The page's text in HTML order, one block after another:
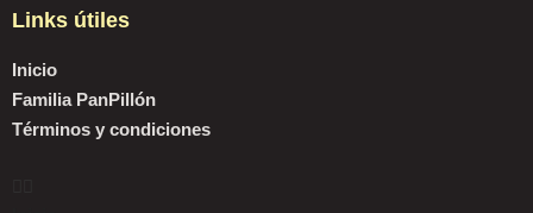
Links útiles
Inicio
Familia PanPillón
Términos y condiciones